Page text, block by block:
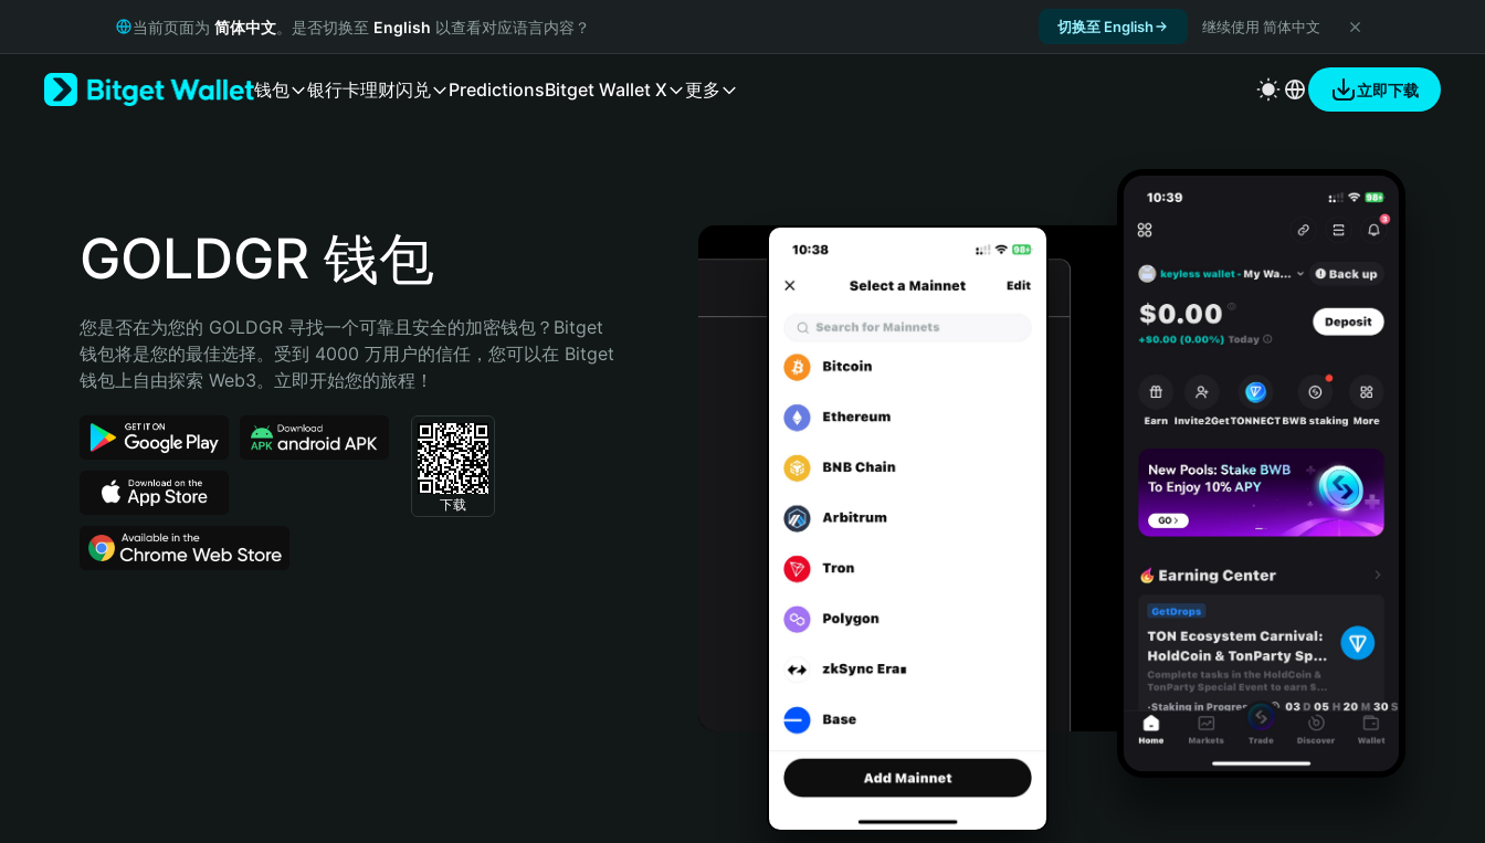
Русский
Bahasa Indonesia
Español (Argentina)
当前页面为 简体中文。是否切换至 English 以查看对应语言内容？ 切换至 English 继续使用 简体中文
钱包 银行卡理财闪兑 PredictionsBitget Wallet X 更多 立即下载
GOLDGR 钱包
您是否在为您的 GOLDGR 寻找一个可靠且安全的加密钱包？Bitget
钱包将是您的最佳选择。受到 4000 万用户的信任，您可以在 Bitget
钱包上自由探索 Web3。立即开始您的旅程！
下载